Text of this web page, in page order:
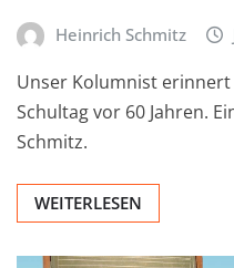
Heinrich Schmitz
Unser Kolumnist
Schultag vor 60 Jahren.
Schmitz.
WEITERLESEN